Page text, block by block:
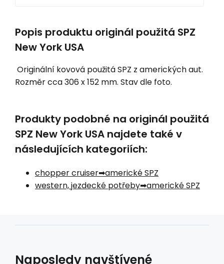
Popis produktu originál použitá SPZ
New York USA
Originální kovová použitá SPZ z amerických aut.
Rozměr cca 306 x 152 mm. Stav dle foto.
Produkty podobné na originál použitá
SPZ New York USA najdete také v
následujících kategoriích:
chopper cruiser americké SPZ
western, jezdecké potřeby americké SPZ
Naposledy navštívené